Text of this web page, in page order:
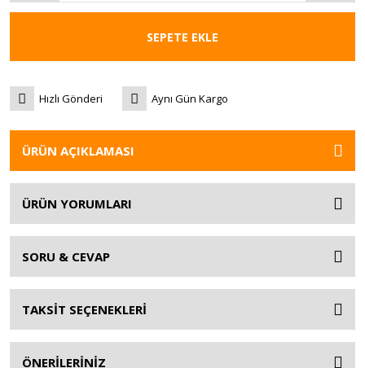
SEPETE EKLE
Hızlı Gönderi Aynı Gün Kargo
ÜRÜN AÇIKLAMASI
ÜRÜN YORUMLARI
SORU & CEVAP
TAKSİT SEÇENEKLERİ
ÖNERİLERİNİZ